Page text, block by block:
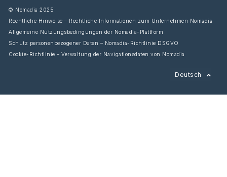
© Nomadia 2025
Rechtliche Hinweise – Rechtliche Informationen zum Unternehmen Nomadia
Allgemeine Nutzungsbedingungen der Nomadia-Plattform
Schutz personenbezogener Daten – Nomadia-Richtlinie DSGVO
Cookie-Richtlinie – Verwaltung der Navigationsdaten von Nomadia
Deutsch
Français
Español